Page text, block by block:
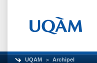
UQAM Archipel